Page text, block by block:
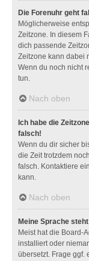
Die Forenuhr geht
Möglicherweise
Zeitzone. In diesem
dich passende
Zeitzone kann dabei
Wenn du noch nicht
tun.
Nach oben
Ich habe die
falsch!
Wenn du dir sicher
die Zeit trotzdem
falsch. Kontaktiere
kann.
Nach oben
Meine Sprache
Meist hat die Board-
installiert oder
übersetzt. Frage ggf.